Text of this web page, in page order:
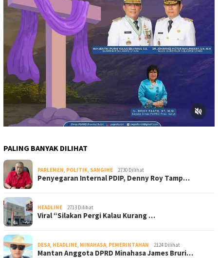
PALING BANYAK DILIHAT
PARLEMEN POLITIK SANGIHE 2730 Dilihat
Penyegaran Internal PDIP, Denny Roy Tamp…
HEADLINE 2713 Dilihat
Viral “Silakan Pergi Kalau Kurang …
DESA HEADLINE MINAHASA PEMERINTAHAN 2124 Dilihat
Mantan Anggota DPRD Minahasa James Bruri…